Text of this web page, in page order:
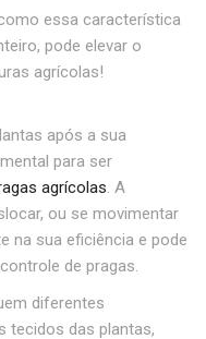
essa característica
pode elevar o
agrícolas!
após a sua
para ser
agrícolas. A
ou se movimentar
na sua eficiência e pode
de pragas.
diferentes
tecidos das plantas,